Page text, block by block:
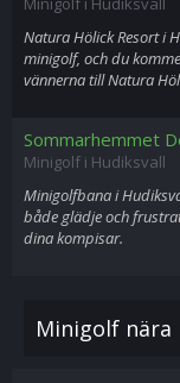
Natura Hölick Resort i
minigolf, och du
vännerna till Natura
Sommarhemmet
Minigolf i Hudiksvall
Minigolfbana i
både glädje och
dina kompisar.
Minigolf nära